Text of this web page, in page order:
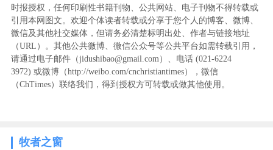
时报授权，任何印刷性书籍刊物、公共网站、电子刊物不得转载或
引用本网图文。欢迎个体读者转载或分享于您个人的博客、微博、
微信及其他社交媒体，但请务必清楚标明出处、作者与链接地址
（URL）。其他公共微博、微信公众号等公共平台如需转载引用，
请通过电子邮件（jidushibao@gmail.com）、电话 (021-6224
3972) ‬或微博（http://weibo.com/cnchristiantimes），微信
（ChTimes）联络我们，得到授权方可转载或做其他使用。
牧者之窗